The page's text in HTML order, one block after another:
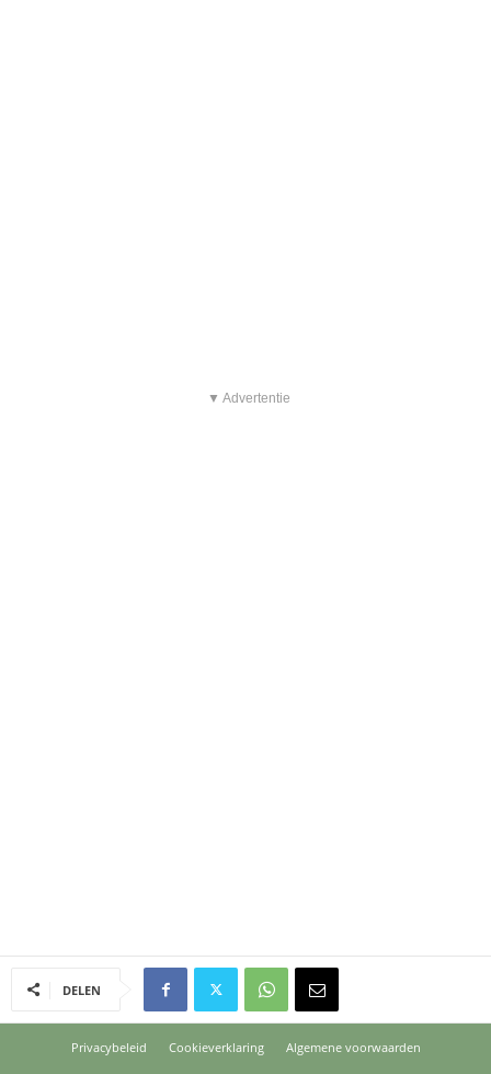
▼ Advertentie
DELEN
Privacybeleid Cookieverklaring
Algemene voorwaarden